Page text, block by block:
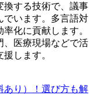
換する技術で、議事
でいます。多言語対
化に貢献します。
、医療現場などで活
します。
あり）！選び方も解